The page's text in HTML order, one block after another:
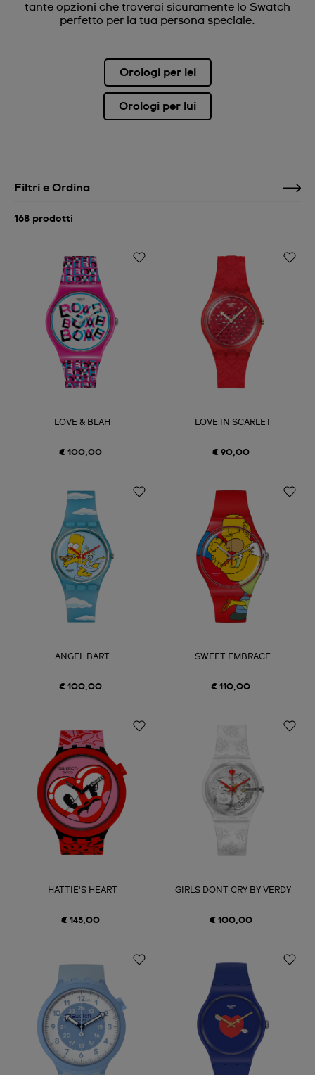
tante opzioni che troverai sicuramente lo Swatch
perfetto per la tua persona speciale.
Orologi per lei
Orologi per lui
Filtri e Ordina
168 prodotti
LOVE & BLAH
€ 100,00
LOVE IN SCARLET
€ 90,00
ANGEL BART
€ 100,00
SWEET EMBRACE
€ 110,00
HATTIE'S HEART
€ 145,00
GIRLS DONT CRY BY VERDY
€ 100,00